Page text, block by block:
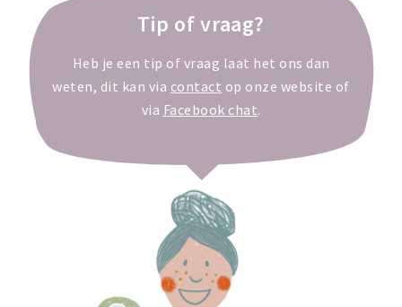
Tip of vraag?
Heb je een tip of vraag laat het ons dan
weten, dit kan via contact op onze website of
via Facebook chat.